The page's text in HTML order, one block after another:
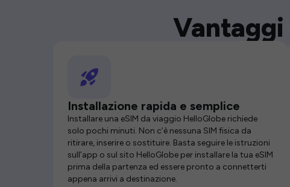
Vantaggi
Installazione rapida e semplice
Installare una eSIM da viaggio HelloGlobe richiede
solo pochi minuti. Non c’è nessuna SIM fisica da
ritirare, inserire o sostituire. Basta seguire le istruzioni
sull’app o sul sito HelloGlobe per installare la tua eSIM
prima della partenza ed essere pronto a connetterti
appena arrivi a destinazione.